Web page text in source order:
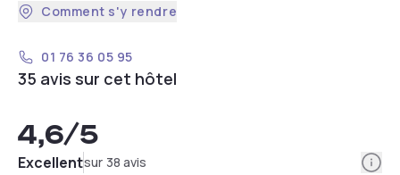
Comment s'y rendre
01 76 36 05 95
35 avis sur cet hôtel
4,6/5
Excellentsur 38 avis